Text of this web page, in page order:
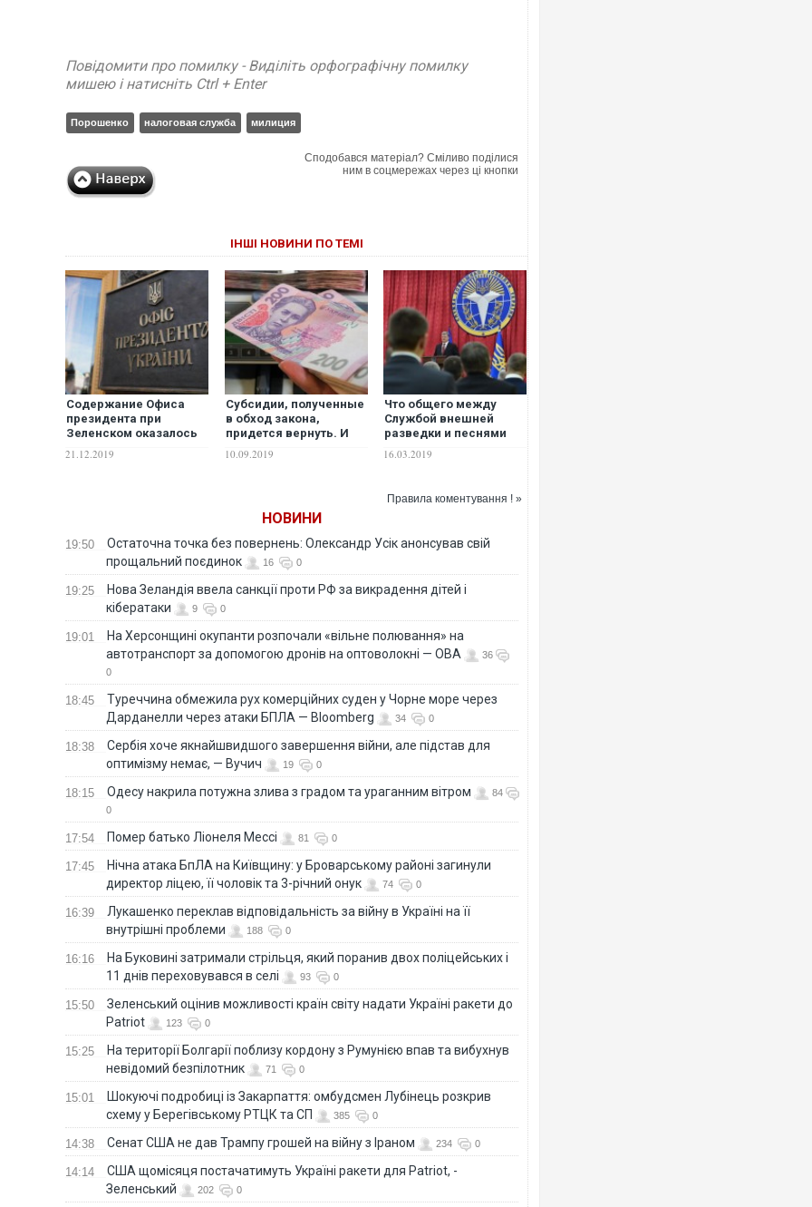
Повідомити про помилку - Виділіть орфографічну помилку
мишею і натисніть Ctrl + Enter
Порошенко налоговая служба милиция
Сподобався матеріал? Сміливо поділися
ним в соцмережах через ці кнопки
ІНШІ НОВИНИ ПО ТЕМІ
Содержание Офиса
президента при
Зеленском оказалось
Порошенко
21.12.2019
Субсидии, полученные
в обход закона,
придется вернуть. И
сценарий последствий
10.09.2019
Что общего между
Службой внешней
разведки и песнями
16.03.2019
Правила коментування ! »
НОВИНИ
19:50
Остаточна точка без повернень: Олександр Усік анонсував свій
прощальний поєдинок
16 0
19:25
Нова Зеландія ввела санкції проти РФ за викрадення дітей і
кібератаки
9 0
19:01
На Херсонщині окупанти розпочали «вільне полювання» на
автотранспорт за допомогою дронів на оптоволокні — ОВА
36
0
18:45
Туреччина обмежила рух комерційних суден у Чорне море через
Дарданелли через атаки БПЛА — Bloomberg
34 0
18:38
Сербія хоче якнайшвидшого завершення війни, але підстав для
оптимізму немає, — Вучич
19 0
18:15 Одесу накрила потужна злива з градом та ураганним вітром
84
0
17:54 Помер батько Ліонеля Мессі 81 0
17:45
Нічна атака БпЛА на Київщину: у Броварському районі загинули
директор ліцею, її чоловік та 3-річний онук
74 0
16:39
Лукашенко переклав відповідальність за війну в Україні на її
внутрішні проблеми
188 0
16:16
На Буковині затримали стрільця, який поранив двох поліцейських і
11 днів переховувався в селі
93 0
15:50
Зеленський оцінив можливості країн світу надати Україні ракети до
Patriot
123 0
15:25
На території Болгарії поблизу кордону з Румунією впав та вибухнув
невідомий безпілотник
71 0
15:01
Шокуючі подробиці із Закарпаття: омбудсмен Лубінець розкрив
схему у Берегівському РТЦК та СП
385 0
14:38 Сенат США не дав Трампу грошей на війну з Іраном 234 0
14:14
США щомісяця постачатимуть Україні ракети для Patriot, -
Зеленський
202 0